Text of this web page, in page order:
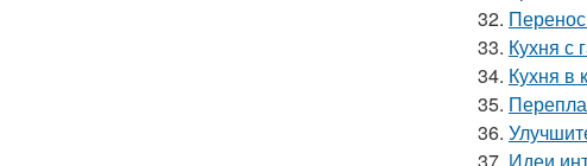
32.
33. Кухня с
34. Кухня в
35.
36.